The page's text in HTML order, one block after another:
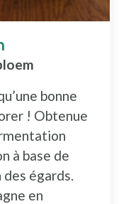
bonne
! Obtenue
à base de
égards.
en